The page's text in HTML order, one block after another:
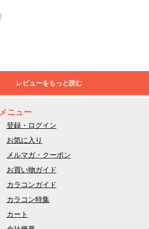
レビューをもっと読む
メニュー
登録・ログイン
お気に入り
メルマガ・クーポン
お買い物ガイド
カラコンガイド
カラコン特集
カート